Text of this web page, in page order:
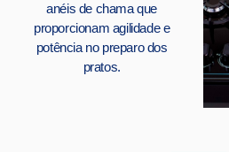
anéis de chama que
proporcionam agilidade e
potência no preparo dos
pratos.